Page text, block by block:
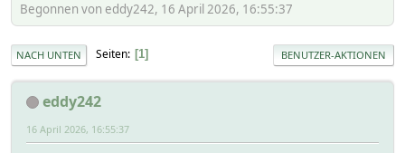
Begonnen von eddy242, 16 April 2026, 16:55:37
NACH UNTEN Seiten 1 BENUTZER-AKTIONEN
eddy242
16 April 2026, 16:55:37